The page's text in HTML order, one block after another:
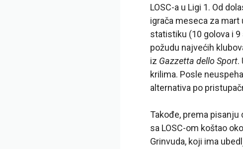
LOSC-a u Ligi 1. Od
igrača meseca za mart
statistiku (10 golova i
požudu najvećih
iz Gazzetta dello Sport.
krilima. Posle
alternativa po
Takođe, prema
sa LOSC-om koštao
Grinvuda, koji ima